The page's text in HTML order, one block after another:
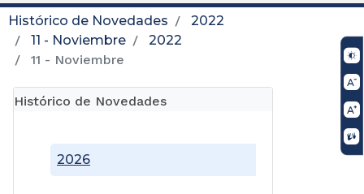
Histórico de Novedades
2022
11 - Noviembre
2022
11 - Noviembre
Histórico de Novedades
2026